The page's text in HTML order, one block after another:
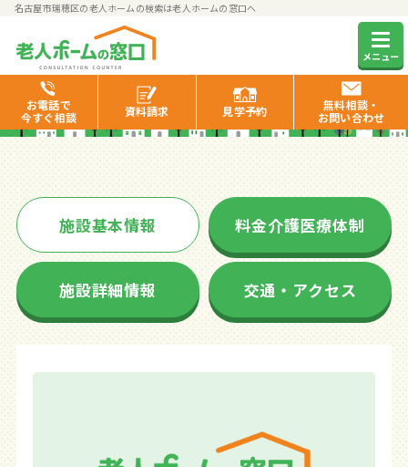
名古屋市瑞穂区の老人ホームの検索は老人ホームの窓口へ
メニュー
お電話で
今すぐ相談
資料請求 見学予約
無料相談・
お問い合わせ
らもーれ瑞穂汐路
施設基本情報 料金介護医療体制
施設詳細情報 交通・アクセス